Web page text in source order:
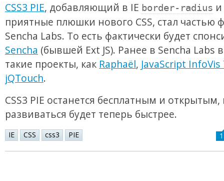
CSS3 PIE, добавляющий в IE border-radius
приятные плюшки нового CSS, стал частью
Sencha Labs. То есть фактически будет
Sencha (бывшей Ext JS). Ранее в Sencha Labs
такие проекты, как Raphaël, JavaScript
jQTouch.
CSS3 PIE останется бесплатным и
развиваться будет теперь быстрее.
IE CSS css3 PIE